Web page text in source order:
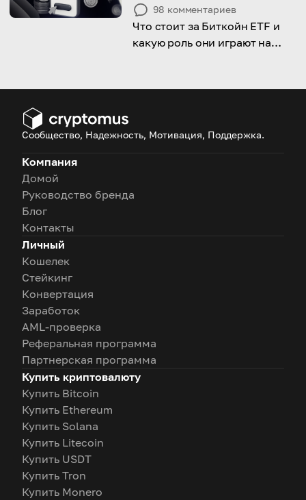
98 комментариев
Что стоит за Биткойн ETF и
какую роль они играют на
с помощью нашей статьи
Сообщество, Надежность, Мотивация, Поддержка.
Компания
Домой
Руководство бренда
Блог
Контакты
Личный
Кошелек
Стейкинг
Конвертация
Заработок
AML-проверка
Реферальная программа
Партнерская программа
Купить криптовалюту
Купить Bitcoin
Купить Ethereum
Купить Solana
Купить Litecoin
Купить USDT
Купить Tron
Купить Monero